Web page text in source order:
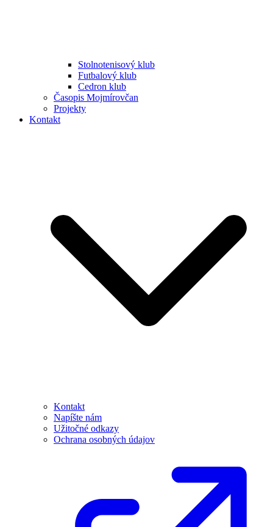
Stolnotenisový klub
Futbalový klub
Cedron klub
Časopis Mojmírovčan
Projekty
Kontakt
Kontakt
Napíšte nám
Užitočné odkazy
Ochrana osobných údajov